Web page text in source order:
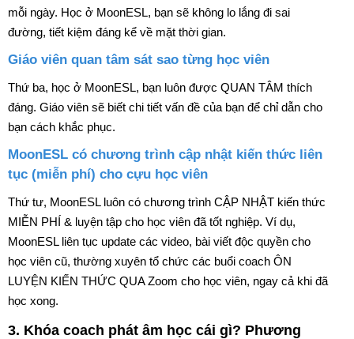
mỗi ngày. Học ở MoonESL, bạn sẽ không lo lắng đi sai
đường, tiết kiệm đáng kể về mặt thời gian.
Giáo viên quan tâm sát sao từng học viên
Thứ ba, học ở MoonESL, bạn luôn được QUAN TÂM thích
đáng. Giáo viên sẽ biết chi tiết vấn đề của bạn để chỉ dẫn cho
bạn cách khắc phục.
MoonESL có chương trình cập nhật kiến thức liên
tục (miễn phí) cho cựu học viên
Thứ tư, MoonESL luôn có chương trình CẬP NHẬT kiến thức
MIỄN PHÍ & luyện tập cho học viên đã tốt nghiệp. Ví dụ,
MoonESL liên tục update các video, bài viết độc quyền cho
học viên cũ, thường xuyên tổ chức các buổi coach ÔN
LUYỆN KIẾN THỨC QUA Zoom cho học viên, ngay cả khi đã
học xong.
3. Khóa coach phát âm học cái gì? Phương